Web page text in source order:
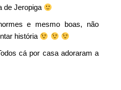
de Jeropiga
e mesmo boas, não
história
cá por casa adoraram a